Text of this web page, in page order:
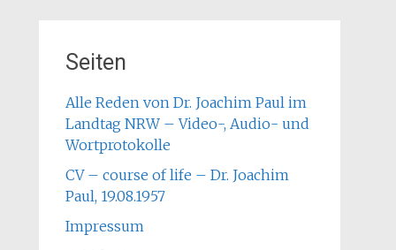
Seiten
Alle Reden von Dr. Joachim Paul im
Landtag NRW – Video-, Audio- und
Wortprotokolle
CV – course of life – Dr. Joachim
Paul, 19.08.1957
Impressum